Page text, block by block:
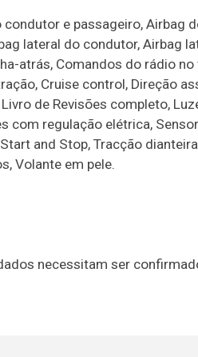
e passageiro, Airbag
lateral do condutor, Airbag
atrás, Comandos do rádio
Cruise control, Direção
de Revisões completo,
com regulação elétrica,
and Stop, Tracção
Volante em pele.
necessitam ser